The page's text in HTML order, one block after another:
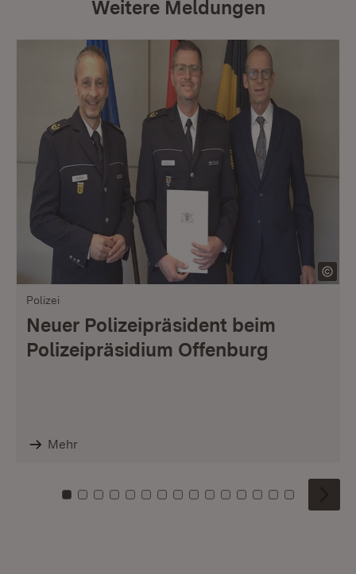
Weitere Meldungen
Polizei
Neuer Polizeipräsident beim
Polizeipräsidium Offenburg
Mehr
Zu Kachel: 0
Zu Kachel: 1
Zu Kachel: 2
Zu Kachel: 3
Zu Kachel: 4
Zu Kachel: 5
Zu Kachel: 6
Zu Kachel: 7
Zu Kachel: 8
Zu Kachel: 9
Zu Kachel: 10
Zu Kachel: 11
Zu Kachel: 12
Zu Kachel:
Zu